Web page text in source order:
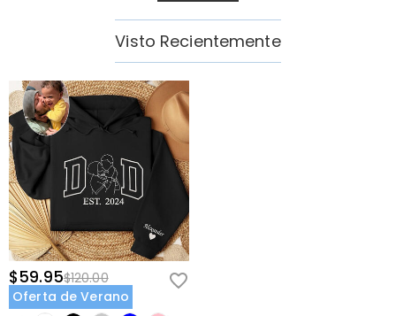
Visto Recientemente
$59.95$120.00
Oferta de Verano